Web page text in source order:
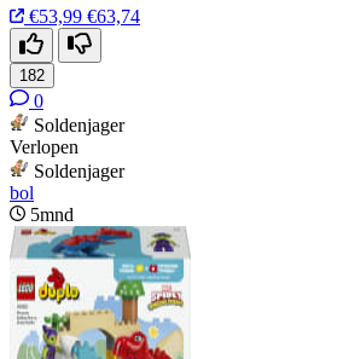
€53,99 €63,74
182
0
Soldenjager
Verlopen
Soldenjager
bol
5mnd